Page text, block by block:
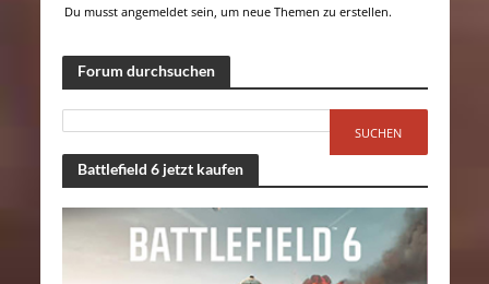
Du musst angemeldet sein, um neue Themen zu erstellen.
Forum durchsuchen
Battlefield 6 jetzt kaufen